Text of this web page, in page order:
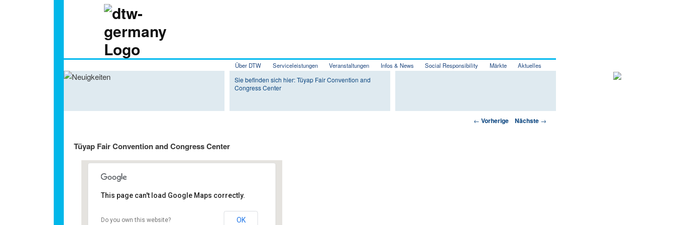
Zum Inhalt wechseln
Zum sekundären Inhalt wechseln
Über DTW Serviceleistungen Veranstaltungen Infos & News Social Responsibility Märkte Aktuelles
Sie befinden sich hier: Tüyap Fair Convention and
Congress Center
Artikelnavigation
← Vorherige Nächste →
Tüyap Fair Convention and Congress Center
Tüyap Fair Convention and Congress Center
This page can't load Google Maps correctly.
Do you own this website? OK